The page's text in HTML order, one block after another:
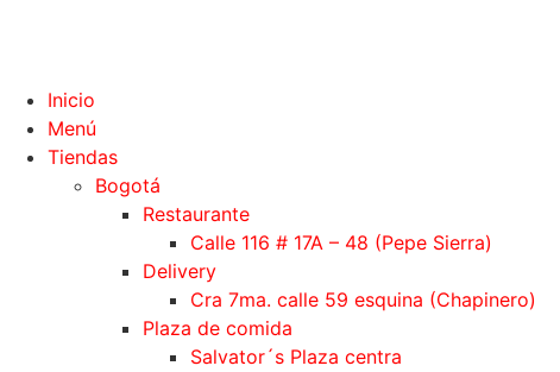
Inicio
Menú
Tiendas
Bogotá
Restaurante
Calle 116 # 17A – 48 (Pepe Sierra)
Delivery
Cra 7ma. calle 59 esquina (Chapinero)
Plaza de comida
Salvator´s Plaza centra